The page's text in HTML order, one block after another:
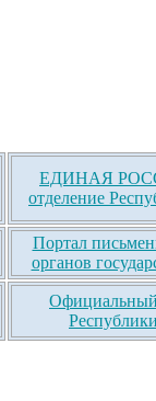
ЕДИНАЯ
отделение
Портал
органов
Официальный